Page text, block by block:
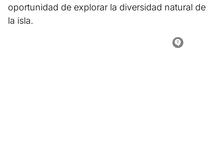
oportunidad de explorar la diversidad natural de
la isla.